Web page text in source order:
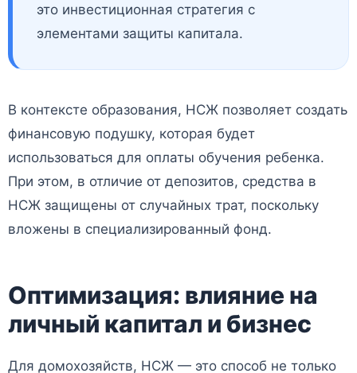
это инвестиционная стратегия с
элементами защиты капитала.
В контексте образования, НСЖ позволяет создать
финансовую подушку, которая будет
использоваться для оплаты обучения ребенка.
При этом, в отличие от депозитов, средства в
НСЖ защищены от случайных трат, поскольку
вложены в специализированный фонд.
Оптимизация: влияние на
личный капитал и бизнес
Для домохозяйств, НСЖ — это способ не только